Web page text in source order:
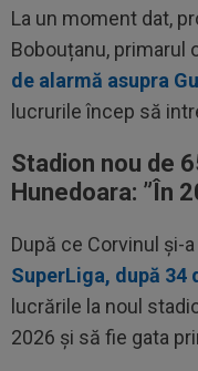
La un moment dat,
Bobouțanu, primarul
de alarmă asupra
lucrurile încep să
Stadion nou de
Hunedoara: ”În
După ce Corvinul și-
SuperLiga, după 34
lucrările la noul
2026 și să fie gata